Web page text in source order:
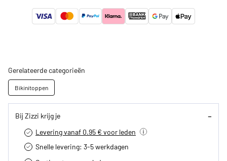
Gerelateerde categorieën
Bikinitoppen
Bij Zizzi krijg je
Levering vanaf 0.95 € voor leden
Snelle levering: 3-5 werkdagen